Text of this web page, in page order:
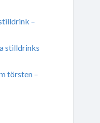
–
stilldrinks
törsten –